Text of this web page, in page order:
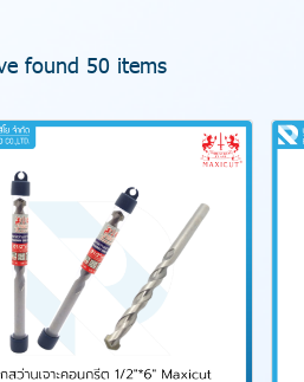
found 50 items